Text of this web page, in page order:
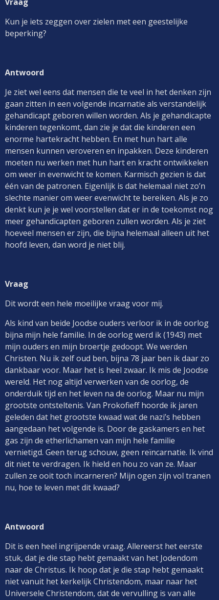
Kun je iets zeggen over zielen met een geestelijke
beperking?
Antwoord
Je ziet wel eens dat mensen die te veel in het denken zijn
gaan zitten in een volgende incarnatie als verstandelijk
gehandicapt geboren willen worden. Als je gehandicapte
kinderen tegenkomt, dan zie je dat die kinderen een
enorme hartekracht hebben. En met hun hart alle
mensen kunnen veroveren en inpakken. Deze kinderen
moeten nu werken met hun hart en kracht ontwikkelen
om weer in evenwicht te komen. Karmisch gezien is dat
één van de patronen. Eigenlijk is dat helemaal niet zo’n
slechte manier om weer evenwicht te bereiken. Als je zo
denkt kun je je wel voorstellen dat er in de toekomst nog
meer gehandicapten geboren zullen worden. Als je ziet
hoeveel mensen er zijn, die bijna helemaal alleen uit het
hoofd leven, dan word je niet blij.
Vraag
Dit wordt een hele moeilijke vraag voor mij.
Als kind van beide Joodse ouders verloor ik in de oorlog
bijna mijn hele familie. In de oorlog werd ik (1943) met
mijn ouders en mijn broertje gedoopt. We werden
Christen. Nu ik zelf oud ben, bijna 78 jaar ben ik daar zo
dankbaar voor. Maar het is heel zwaar. Ik mis de Joodse
wereld. Het nog altijd verwerken van de oorlog, de
onderduik tijd en het leven na de oorlog. Maar nu mijn
grootste ontsteltenis. Van Prokofieff hoorde ik jaren
geleden dat het grootste kwaad wat de nazi’s hebben
aangedaan het volgende is. Door de gaskamers en het
gas zijn de etherlichamen van mijn hele familie
vernietigd. Geen terug schouw, geen reïncarnatie. Ik vind
dit niet te verdragen. Ik hield en hou zo van ze. Maar
zullen ze ooit toch incarneren? Mijn ogen zijn vol tranen
nu, hoe te leven met dit kwaad?
Antwoord
Dit is een heel ingrijpende vraag. Allereerst het eerste
stuk, dat je die stap hebt gemaakt van het Jodendom
naar de Christus. Ik hoop dat je die stap hebt gemaakt
niet vanuit het kerkelijk Christendom, maar naar het
Universele Christendom, dat de vervulling is van alle